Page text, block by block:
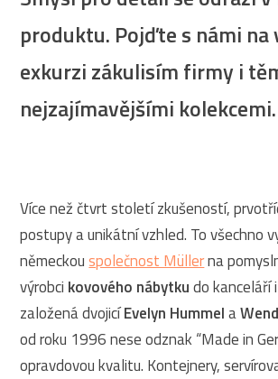
produktu. Pojďte s námi
exkurzi zákulisím firmy i
nejzajímavějšími kolekcemi.
Více než čtvrt století zkušeností,
postupy a unikátní vzhled. To všechno
německouspolečnost Müllerna
výrobci kovového nábytkudo kanceláří
založená dvojicíEvelyn Hummela
od roku 1996 nese odznak “Made in
opravdovou kvalitu. Kontejnery,